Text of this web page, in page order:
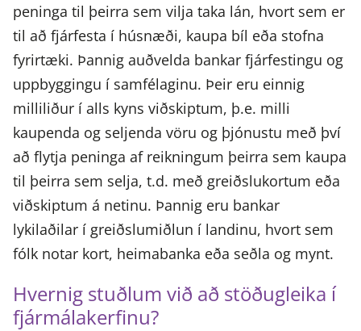
peninga til þeirra sem vilja taka lán, hvort sem er
til að fjárfesta í húsnæði, kaupa bíl eða stofna
fyrirtæki. Þannig auðvelda bankar fjárfestingu og
uppbyggingu í samfélaginu. Þeir eru einnig
milliliður í alls kyns viðskiptum, þ.e. milli
kaupenda og seljenda vöru og þjónustu með því
að flytja peninga af reikningum þeirra sem kaupa
til þeirra sem selja, t.d. með greiðslukortum eða
viðskiptum á netinu. Þannig eru bankar
lykilaðilar í greiðslumiðlun í landinu, hvort sem
fólk notar kort, heimabanka eða seðla og mynt.
Hvernig stuðlum við að stöðugleika í
fjármálakerfinu?